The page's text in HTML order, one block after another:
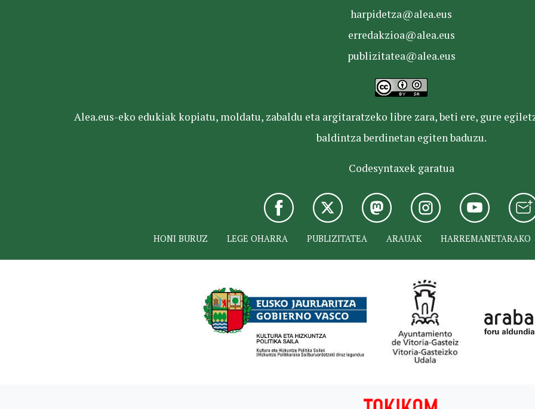
harpidetza@alea.eus
erredakzioa@alea.eus
publizitatea@alea.eus
Alea.eus-eko edukiak kopiatu, moldatu, zabaldu eta argitaratzeko libre zara, beti ere, gure
baldintza berdinetan egiten baduzu.
Codesyntaxek garatua
HONI BURUZ LEGE OHARRA PUBLIZITATEA ARAUAK HARREMANETARAKO